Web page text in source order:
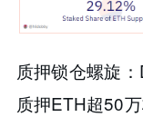
质押锁仓螺旋​​：
质押ETH超50